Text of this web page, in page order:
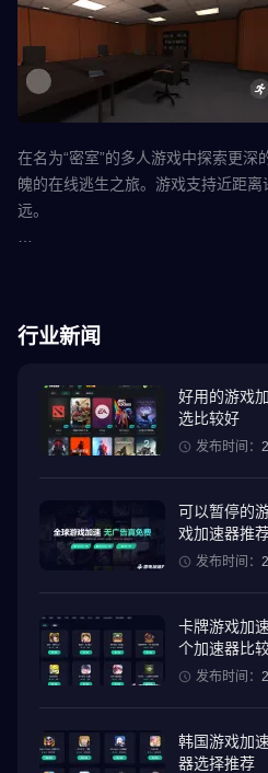
在名为“密室”的多人游戏中探索更
魄的在线逃生之旅。游戏支持近距
远。
由的道路。游戏最多可容纳四名玩
中，并记得邀请您的好友一起加入。
语音聊天功能，实现无缝沟通
多个关卡等您探索
单人模式，开启单人冒险
行业新闻
好用的游戏
选比较好
发布时间：
可以暂停的
戏加速器推
发布时间：
卡牌游戏加
个加速器比
发布时间：
韩国游戏加
器选择推荐